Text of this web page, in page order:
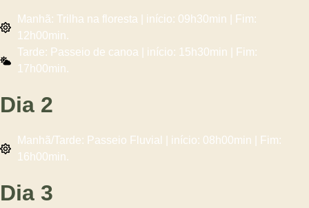
Manhã: Trilha na floresta | início: 09h30min | Fim:
12h00min.
Tarde: Passeio de canoa | início: 15h30min | Fim:
17h00min.
Dia 2
Manhã/Tarde: Passeio Fluvial | início: 08h00min | Fim:
16h00min.
Dia 3